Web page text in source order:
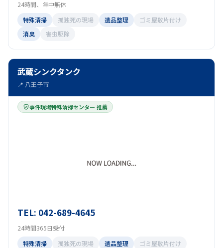
24時間、年中無休
特殊清掃
孤独死の現場 遺品整理
ゴミ屋敷片付け
消臭
害虫駆除
武蔵シンクタンク
📍 八王子市
事件現場特殊清掃センター 推薦
TEL: 042-689-4645
24時間365日受付
特殊清掃
孤独死の現場 遺品整理
ゴミ屋敷片付け